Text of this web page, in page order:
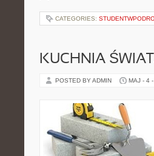
CATEGORIES:
KUCHNIA
POSTED BY ADMIN MAJ - 4